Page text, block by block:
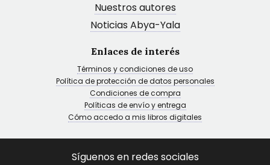
Nuestros autores
Noticias Abya-Yala
Enlaces de interés
Términos y condiciones de uso
Política de protección de datos personales
Condiciones de compra
Políticas de envío y entrega
Cómo accedo a mis libros digitales
Síguenos en redes sociales